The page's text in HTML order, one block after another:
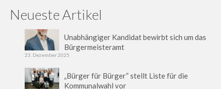
Neueste Artikel
Unabhängiger Kandidat bewirbt sich um das
Bürgermeisteramt
23. Dezember 2025
„Bürger für Bürger“ stellt Liste für die
Kommunalwahl vor